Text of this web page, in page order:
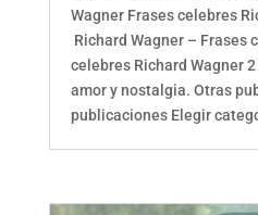
Wagner Frases celebres
Richard Wagner – Frases
celebres Richard Wagner
amor y nostalgia. Otras
publicaciones Elegir